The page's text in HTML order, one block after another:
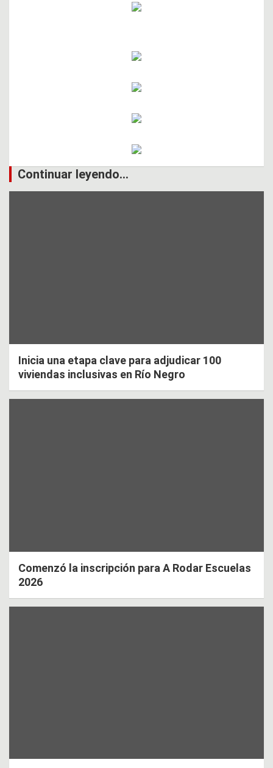
Continuar leyendo...
Inicia una etapa clave para adjudicar 100
viviendas inclusivas en Río Negro
Comenzó la inscripción para A Rodar Escuelas
2026